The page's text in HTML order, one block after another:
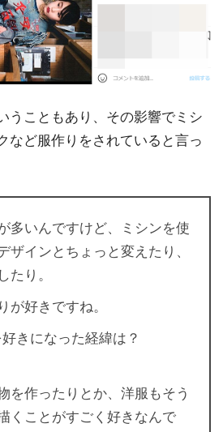
うこともあり、その影響でミシ
など服作りをされていると言っ
多いんですけど、ミシンを使
ザインとちょっと変えたり、
たり。
が好きですね。
きになった経緯は？
を作ったりとか、洋服もそう
くことがすごく好きなんで